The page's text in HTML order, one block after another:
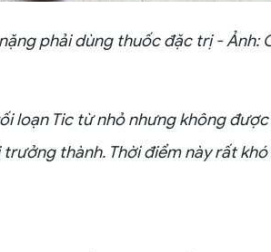
phải dùng thuốc đặc trị - Ảnh:
loạn Tic từ nhỏ nhưng không
thành. Thời điểm này rất